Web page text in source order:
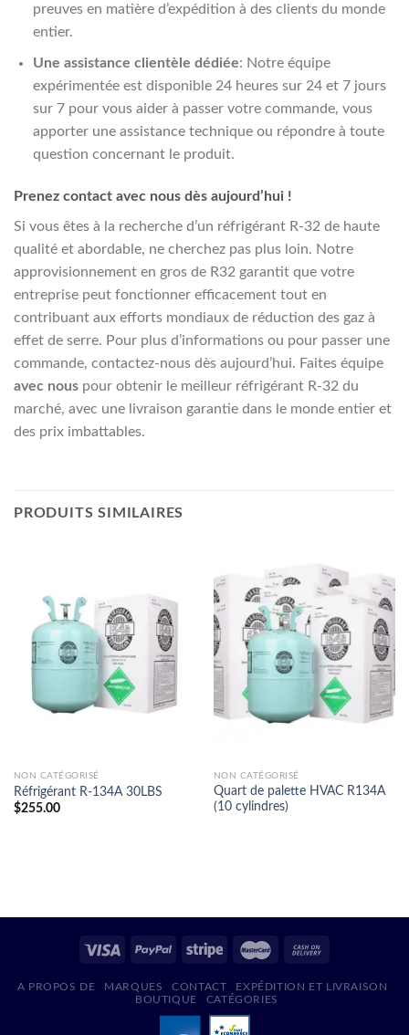
preuves en matière d’expédition à des clients du monde
entier.
Une assistance clientèle dédiée: Notre équipe
expérimentée est disponible 24 heures sur 24 et 7 jours
sur 7 pour vous aider à passer votre commande, vous
apporter une assistance technique ou répondre à toute
question concernant le produit.
Prenez contact avec nous dès aujourd’hui !
Si vous êtes à la recherche d’un réfrigérant R-32 de haute
qualité et abordable, ne cherchez pas plus loin. Notre
approvisionnement en gros de R32 garantit que votre
entreprise peut fonctionner efficacement tout en
contribuant aux efforts mondiaux de réduction des gaz à
effet de serre. Pour plus d’informations ou pour passer une
commande, contactez-nous dès aujourd’hui. Faites équipe
avec nous pour obtenir le meilleur réfrigérant R-32 du
marché, avec une livraison garantie dans le monde entier et
des prix imbattables.
PRODUITS SIMILAIRES
NON CATÉGORISÉ
Réfrigérant R-134A 30LBS
$255.00
NON CATÉGORISÉ
Quart de palette HVAC R134A
(10 cylindres)
A PROPOS DE MARQUES CONTACT
EXPÉDITION ET LIVRAISON
BOUTIQUE
CATÉGORIES